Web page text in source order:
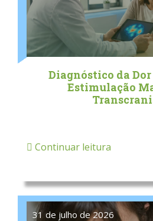
Diagnóstico da Dor
Estimulação
Continuar leitura
31 de julho de 2026